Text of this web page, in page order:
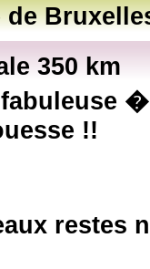
350 km
!!
restes